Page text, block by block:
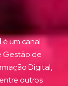
é um canal
Gestão de
Digital,
outros